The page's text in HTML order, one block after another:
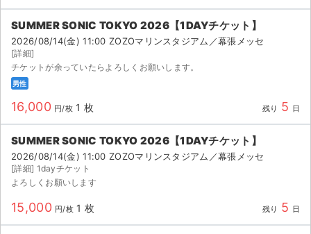
SUMMER SONIC TOKYO 2026【1DAYチケット】
2026/08/14(金) 11:00 ZOZOマリンスタジアム／幕張メッセ
[詳細]
チケットが余っていたらよろしくお願いします。
男性
16,000 円/枚 1 枚 残り 5 日
SUMMER SONIC TOKYO 2026【1DAYチケット】
2026/08/14(金) 11:00 ZOZOマリンスタジアム／幕張メッセ
[詳細] 1dayチケット
よろしくお願いします
15,000 円/枚 1 枚 残り 5 日